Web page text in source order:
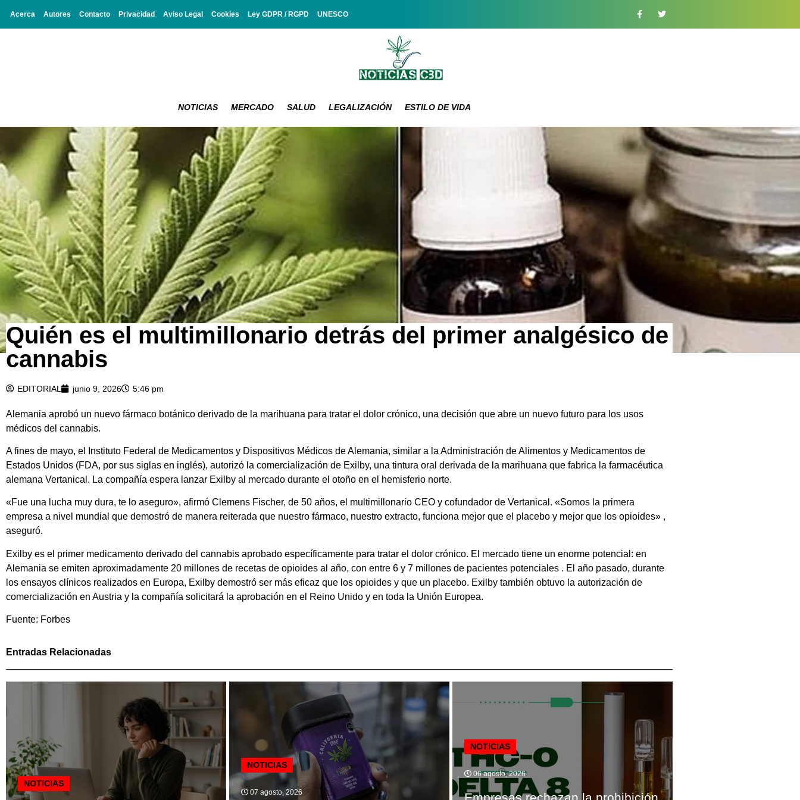
Acerca Autores Contacto Privacidad Aviso Legal Cookies Ley GDPR / RGPD UNESCO
NOTICIAS MERCADO SALUD LEGALIZACIÓN ESTILO DE VIDA
Quién es el multimillonario detrás del primer analgésico de
cannabis
EDITORIAL junio 9, 2026 5:46 pm
Alemania aprobó un nuevo fármaco botánico derivado de la marihuana para tratar el dolor crónico, una decisión que abre un nuevo futuro para los usos
médicos del cannabis.
A fines de mayo, el Instituto Federal de Medicamentos y Dispositivos Médicos de Alemania, similar a la Administración de Alimentos y Medicamentos de
Estados Unidos (FDA, por sus siglas en inglés), autorizó la comercialización de Exilby, una tintura oral derivada de la marihuana que fabrica la farmacéutica
alemana Vertanical. La compañía espera lanzar Exilby al mercado durante el otoño en el hemisferio norte.
«Fue una lucha muy dura, te lo aseguro», afirmó Clemens Fischer, de 50 años, el multimillonario CEO y cofundador de Vertanical. «Somos la primera
empresa a nivel mundial que demostró de manera reiterada que nuestro fármaco, nuestro extracto, funciona mejor que el placebo y mejor que los opioides» ,
aseguró.
Exilby es el primer medicamento derivado del cannabis aprobado específicamente para tratar el dolor crónico. El mercado tiene un enorme potencial: en
Alemania se emiten aproximadamente 20 millones de recetas de opioides al año, con entre 6 y 7 millones de pacientes potenciales . El año pasado, durante
los ensayos clínicos realizados en Europa, Exilby demostró ser más eficaz que los opioides y que un placebo. Exilby también obtuvo la autorización de
comercialización en Austria y la compañía solicitará la aprobación en el Reino Unido y en toda la Unión Europea.
Fuente: Forbes
Entradas Relacionadas
NOTICIAS
NOTICIAS
07 agosto, 2026
NOTICIAS
06 agosto, 2026
Empresas rechazan la prohibición